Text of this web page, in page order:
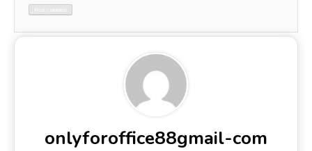
onlyforoffice88gmail-com